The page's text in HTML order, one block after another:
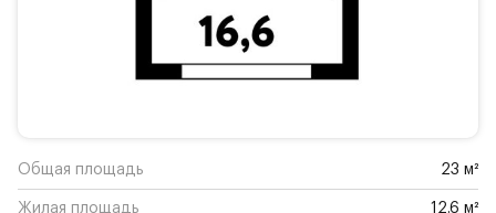
Общая площадь 23 м²
Жилая площадь 12.6 м²